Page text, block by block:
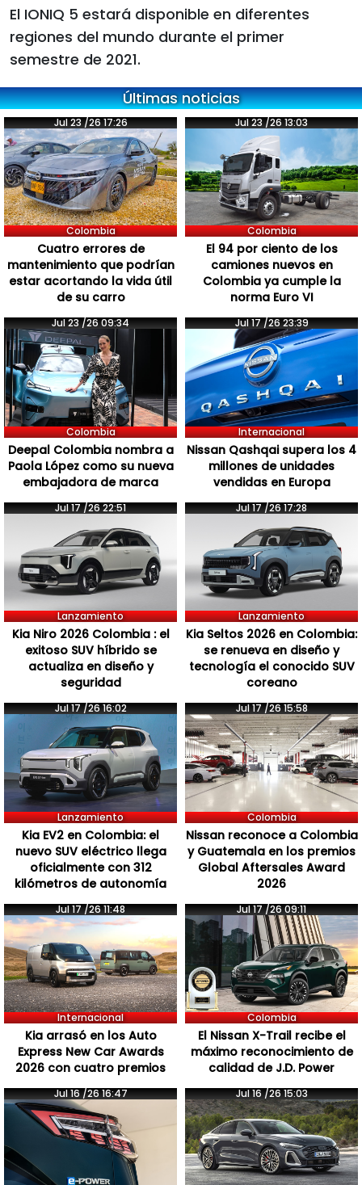
El IONIQ 5 estará disponible en diferentes
regiones del mundo durante el primer
semestre de 2021.
Últimas noticias
Jul 23 /26 17:26
Colombia
Cuatro errores de
mantenimiento que podrían
estar acortando la vida útil
de su carro
Jul 23 /26 13:03
Colombia
El 94 por ciento de los
camiones nuevos en
Colombia ya cumple la
norma Euro VI
Jul 23 /26 09:34
Colombia
Deepal Colombia nombra a
Paola López como su nueva
embajadora de marca
Jul 17 /26 23:39
Internacional
Nissan Qashqai supera los 4
millones de unidades
vendidas en Europa
Jul 17 /26 22:51
Lanzamiento
Kia Niro 2026 Colombia : el
exitoso SUV híbrido se
actualiza en diseño y
seguridad
Jul 17 /26 17:28
Lanzamiento
Kia Seltos 2026 en Colombia:
se renueva en diseño y
tecnología el conocido SUV
coreano
Jul 17 /26 16:02
Lanzamiento
Kia EV2 en Colombia: el
nuevo SUV eléctrico llega
oficialmente con 312
kilómetros de autonomía
Jul 17 /26 15:58
Colombia
Nissan reconoce a Colombia
y Guatemala en los premios
Global Aftersales Award
2026
Jul 17 /26 11:48
Internacional
Kia arrasó en los Auto
Express New Car Awards
2026 con cuatro premios
Jul 17 /26 09:11
Colombia
El Nissan X-Trail recibe el
máximo reconocimiento de
calidad de J.D. Power
Jul 16 /26 16:47 Jul 16 /26 15:03